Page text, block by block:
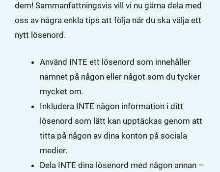
dem! Sammanfattningsvis vill vi nu gärna dela med
oss av några enkla tips att följa när du ska välja ett
nytt lösenord.
Använd INTE ett lösenord som innehåller
namnet på någon eller något som du tycker
mycket om.
Inkludera INTE någon information i ditt
lösenord som lätt kan upptäckas genom att
titta på någon av dina konton på sociala
medier.
Dela INTE dina lösenord med någon annan –